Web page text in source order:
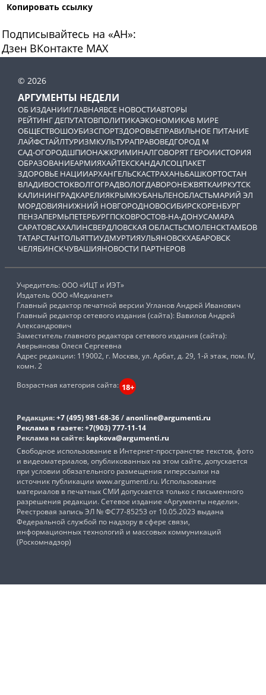
Копировать ссылку
Подписывайтесь на «АН»:
Дзен ВКонтакте МАХ
© 2026
АРГУМЕНТЫ НЕДЕЛИ
ОБ ИЗДАНИИГЛАВНАЯВСЕ НОВОСТИАВТОРЫ
РЕЙТИНГ ДЕПУТАТОВПОЛИТИКАЭКОНОМИКАВ МИРЕ
ОБЩЕСТВОШОУБИЗСПОРТЗДОРОВЬЕПРАВИЛЬНОЕ ПИТАНИЕ
ЛАЙФСТАЙЛТУРИЗМКУЛЬТУРАПРАВОВЕДГОРОД М
САД-ОГОРОДШПИОНАЖКРИМИНАЛГОВОРЯТ ГЕРОИИСТОРИЯ
ОБРАЗОВАНИЕАРМИЯХАЙТЕКСКАНДАЛСОЦПАКЕТ
ЗДОРОВЬЕ НАЦИИАРХАНГЕЛЬСКАСТРАХАНЬБАШКОРТОСТАН
ВЛАДИВОСТОКВОЛГОГРАДВОЛОГДАВОРОНЕЖВЯТКАИРКУТСК
КАЛИНИНГРАДКАРЕЛИЯКРЫМКУБАНЬЛЕНОБЛАСТЬМАРИЙ ЭЛ
МОРДОВИЯНИЖНИЙ НОВГОРОДНОВОСИБИРСКОРЕНБУРГ
ПЕНЗАПЕРМЬПЕТЕРБУРГПСКОВРОСТОВ-НА-ДОНУСАМАРА
САРАТОВСАХАЛИНСВЕРДЛОВСКАЯ ОБЛАСТЬСМОЛЕНСКТАМБОВ
ТАТАРСТАНТОЛЬЯТТИУДМУРТИЯУЛЬЯНОВСКХАБАРОВСК
ЧЕЛЯБИНСКЧУВАШИЯНОВОСТИ ПАРТНЕРОВ
Учредитель: ООО «ИЦТ и ИЭТ»
Издатель ООО «Медианет»
Главный редактор печатной версии Угланов Андрей Иванович
Главный редактор сетевого издания (сайта): Вавилов Андрей
Александрович
Заместитель главного редактора сетевого издания (сайта):
Аверьянова Олеся Сергеевна
Адрес редакции: 119002, г. Москва, ул. Арбат, д. 29, 1-й этаж, пом. IV,
комн. 2
Возрастная категория сайта: 18+
Редакция:+7 (495) 981-68-36/anonline@argumenti.ru
Реклама в газете:+7(903) 777-11-14
Реклама на сайте: kapkova@argumenti.ru
Свободное использование в Интернет-пространстве текстов, фото
и видеоматериалов, опубликованных на этом сайте, допускается
при условии обязательного размещения гиперссылки на
источник публикации www.argumenti.ru. Использование
материалов в печатных СМИ допускается только с письменного
разрешения редакции. Сетевое издание «Аргументы недели».
Реестровая запись ЭЛ № ФС77-85253 от 10.05.2023 выдана
Федеральной службой по надзору в сфере связи,
информационных технологий и массовых коммуникаций
(Роскомнадзор)